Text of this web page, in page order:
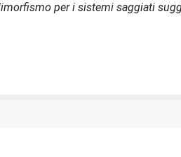
per i sistemi saggiati